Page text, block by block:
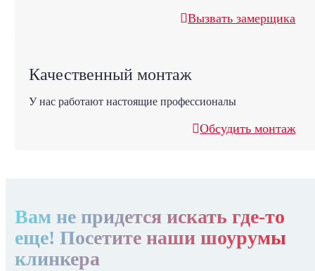
Вызвать замерщика
Качественный монтаж
У нас работают настоящие профессионалы
Обсудить монтаж
Вам не придется искать где-то
еще! Посетите наши шоурумы
клинкера